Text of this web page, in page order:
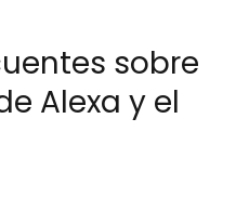
sobre
Alexa y el